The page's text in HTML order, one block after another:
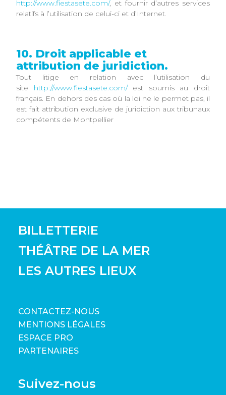
http://www.fiestasete.com/, et fournir d’autres services
relatifs à l’utilisation de celui-ci et d’Internet.
10. Droit applicable et
attribution de juridiction.
Tout litige en relation avec l’utilisation du
site http://www.fiestasete.com/est soumis au droit
français. En dehors des cas où la loi ne le permet pas, il
est fait attribution exclusive de juridiction aux tribunaux
compétents de Montpellier
BILLETTERIE
THÉÂTRE DE LA MER
LES AUTRES LIEUX
CONTACTEZ-NOUS
MENTIONS LÉGALES
ESPACE PRO
PARTENAIRES
Suivez-nous